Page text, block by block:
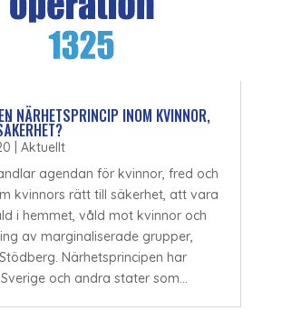
NÄRHETSPRINCIP INOM KVINNOR,
Aktuellt
agendan för kvinnor, fred och
kvinnors rätt till säkerhet, att vara
i hemmet, våld mot kvinnor och
av marginaliserade grupper,
Närhetsprincipen har
och andra stater som...